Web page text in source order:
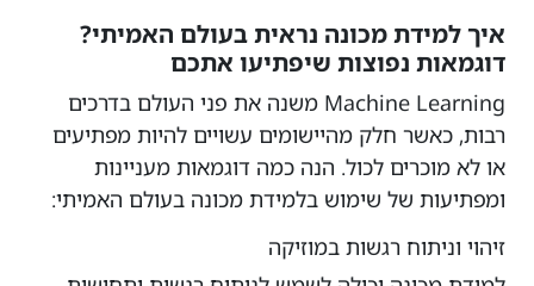
איך למידת מכונה נראית בעולם האמיתי?
דוגמאות נפוצות שיפתיעו אתכם
Machine Learning משנה את פני העולם בדרכים
רבות, כאשר חלק מהיישומים עשויים להיות מפתיעים
או לא מוכרים לכול. הנה כמה דוגמאות מעניינות
ומפתיעות של שימוש בלמידת מכונה בעולם האמיתי:
זיהוי וניתוח רגשות במוזיקה